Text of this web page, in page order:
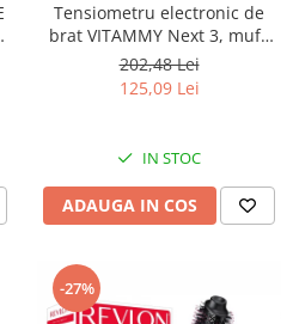
Tensiometru electronic de
brat VITAMMY Next 3, mufa
USB, detectie miscarea
corpului, memorare 2
utilizatori, manseta 22-40 cm,
202,48 Lei
125,09 Lei
IN STOC
ADAUGA IN COS
-27%